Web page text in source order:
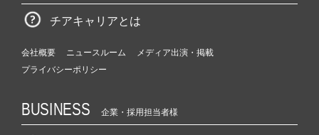
チアキャリアとは
会社概要 ニュースルーム
メディア出演・掲載
プライバシーポリシー
BUSINESS 企業・採用担当者様